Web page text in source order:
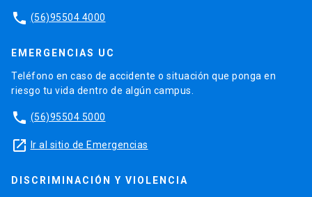
phone (56)95504 4000
EMERGENCIAS UC
Teléfono en caso de accidente o situación que ponga en
riesgo tu vida dentro de algún campus.
phone (56)95504 5000
launch Ir al sitio de Emergencias
DISCRIMINACIÓN Y VIOLENCIA